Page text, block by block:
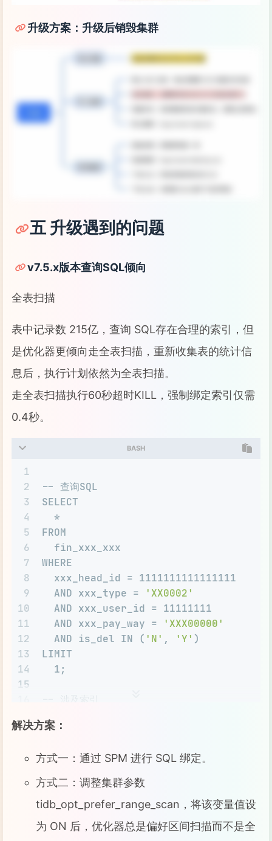
升级方案：升级后销毁集群
五 升级遇到的问题
v7.5.x版本查询SQL倾向
全表扫描
表中记录数 215亿，查询 SQL存在合理的索引，但
是优化器更倾向走全表扫描，重新收集表的统计信
息后，执行计划依然为全表扫描。
走全表扫描执行60秒超时KILL，强制绑定索引仅需
0.4秒。
BASH
1
2
3
4
5
6
7
8
9
10
11
12
13
14
15
-- 查询SQL
SELECT
  *
FROM
  fin_xxx_xxx
WHERE
  xxx_head_id = 1111111111111111
  AND xxx_type =
'XX0002'
  AND xxx_user_id = 11111111
  AND xxx_pay_way =
'XXX00000'
  AND is_del IN (
'N' , 'Y' )
LIMIT
  1;
解决方案：
方式一：通过 SPM 进行 SQL 绑定。
方式二：调整集群参数
tidb_opt_prefer_range_scan，将该变量值设
为 ON 后，优化器总是偏好区间扫描而不是全